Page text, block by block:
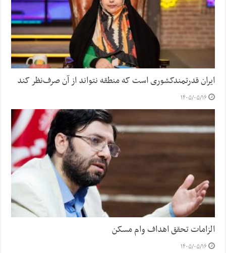
ایران قدرتمندکشوری است که منطقه نتواند از آن صرف‌نظر کند
۱۴۰۵/۰۵/۱۶
الزامات تحقق اهداف وام مسکن
۱۴۰۵/۰۵/۱۶